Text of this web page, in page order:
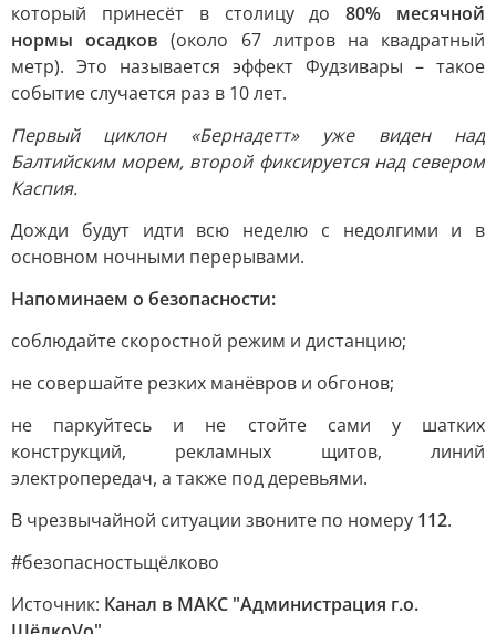
который принесёт в столицу до80% месячной
нормы осадков(около 67 литров на квадратный
метр). Это называется эффект Фудзивары – такое
событие случается раз в 10 лет.
Первый циклон «Бернадетт» уже виден над
Балтийским морем, второй фиксируется над севером
Каспия.
Дожди будут идти всю неделю с недолгими и в
основном ночными перерывами.
Напоминаем о безопасности:
соблюдайте скоростной режим и дистанцию;
не совершайте резких манёвров и обгонов;
не паркуйтесь и не стойте сами у шатких
конструкций, рекламных щитов, линий
электропередач, а также под деревьями.
В чрезвычайной ситуации звоните по номеру 112.
#безопасностьщёлково
Источник: Канал в МАКС "Администрация г.о.